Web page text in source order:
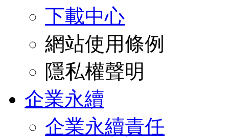
下載中心
網站使用條例
隱私權聲明
企業永續
企業永續責任